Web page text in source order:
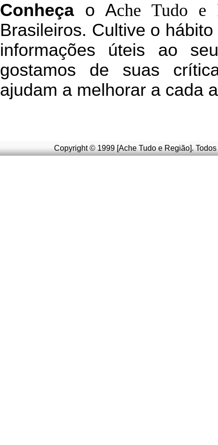
Conheçao Ache Tudo e
Brasileiros. Cultive o
informações úteis ao
gostamos de suas
ajudam a melhorar a cada
Copyright © 1999 [Ache Tudo e Região].